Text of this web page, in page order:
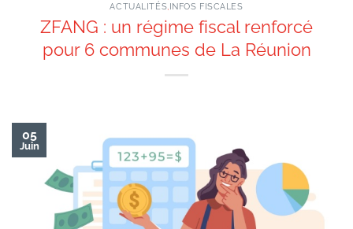
ACTUALITÉS,INFOS FISCALES
ZFANG : un régime fiscal renforcé
pour 6 communes de La Réunion
05
Juin